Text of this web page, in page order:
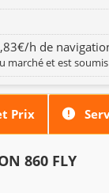
h de
marché et est
Prix
860 FLY